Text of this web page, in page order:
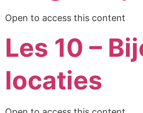
Open to access this content
Les 10 –
locaties